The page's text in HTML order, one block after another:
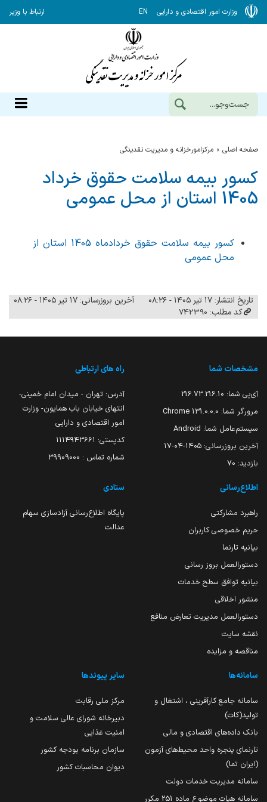
وزارت امور اقتصادی و دارایی EN ارتباط با وزیر
صفحه اصلی مرکزامورخزانه و مدیریت نقدینگی
کسور بیمه سلامت حقوق خرداد
1405 استان از محل عمومی
کسور بیمه سلامت حقوق خردادماه 1405 استان از
محل عمومی
تاریخ انتشار: ۱۷ تیر ۱۴۰۵ - ۰۸:۲۶
آخرین بروزرسانی: ۱۷ تیر ۱۴۰۵ - ۰۸:۲۶
کد مطلب: 742390
مشخصات شما
آی‌پی شما: 216.73.216.10
مرورگر شما: 131.0.0.0 Chrome
سیستم‌عامل شما: Android
آخرین بروزرسانی: ۱۴۰۵-۰۴-۱۷
بازدید: 70
راه های ارتباطی
آدرس: تهران - میدان امام خمینی-
انتهای خیابان باب همایون- وزارت
امور اقتصادی و دارایی
کدپستی: ۱۱۱۴۹۴۳۶۶۱
شماره تماس : 39909000
اطلاع‌رسانی
راهبرد مشارکتی
حریم خصوصی کاربران
بیانیه تارنما
دستورالعمل بروز رسانی
بیانیه توافق سطح خدمات
منشور اخلاقی
دستورالعمل مدیریت تعارض منافع
نقشه سایت
مناقصه و مزایده
ستادی
پایگاه اطلاع‌رسانی آزادسازی سهام
عدالت
سامانه‌ها
سامانه جامع کارآفرینی ، اشتغال و
تولید(کات)
بانک داده‌های اقتصادی و مالی
تارنمای پنجره واحد محیط‌های آزمون
(ایران تما)
سامانه مدیریت خدمات دولت
سامانه هیات موضوع ماده 251 مکرر
سایر پیوندها
مرکز ملی رقابت
دبیرخانه شورای عالی سلامت و
امنیت غذایی
سازمان برنامه بودجه کشور
دیوان محاسبات کشور